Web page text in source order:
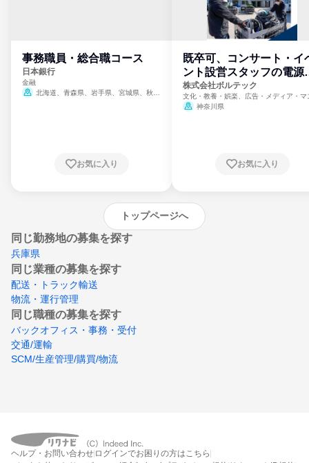
事務職員・総合職コース
日本銀行
金融
北海道、青森県、岩手県、宮城県、秋田
崎県、熊本県、大分県、宮崎県、鹿児島県、
お気に入り
既卒可、コンサート・イ
ント設営スタッフの電源
門
株式会社ボルテック
文化・教養・娯楽、広告・メディア・マ
ミ、電力・ガス・水道・エネルギー
神奈川県
お気に入り
トップページへ
同じ勤務地の募集を探す
兵庫県
同じ業種の募集を探す
配送・トラック輸送
物流・運行管理
同じ職種の募集を探す
バックオフィス・事務・受付
交通/運輸
SCM/生産管理/購買/物流
ヘルプ・お問い合わせ ログインでお困りの方はこちら